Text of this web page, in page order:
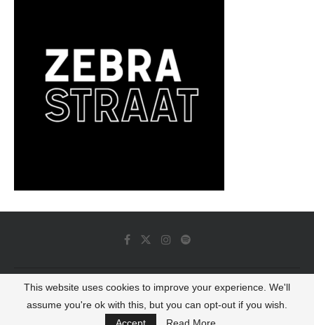
© 2022 - Luminous Dash All Rights Reserved
BACK TO TOP
This website uses cookies to improve your experience. We'll
assume you're ok with this, but you can opt-out if you wish.